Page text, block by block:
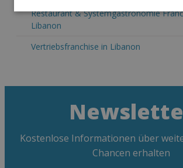
Restaurant & Systemgastronomie
Libanon
Vertriebsfranchise in Libanon
Kostenlose Informationen über
Chancen erhalten